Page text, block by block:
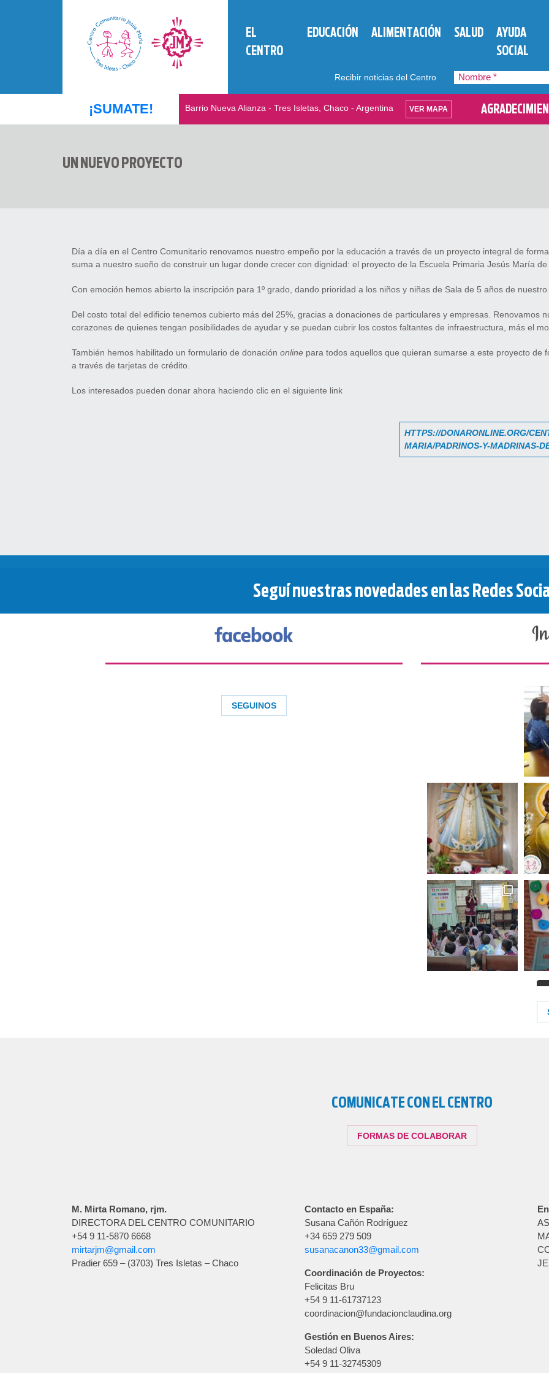
EL
CENTRO
EDUCACIÓN ALIMENTACIÓN SALUD
AYUDA
SOCIAL
Recibir noticias del Centro
Nombre
¡SUMATE! Barrio Nueva Alianza - Tres Isletas, Chaco - Argentina VER MAPA
UN NUEVO PROYECTO
Día a día en el Centro Comunitario renovamos nuestro empeño por la educación a través de un proyecto integral de
suma a nuestro sueño de construir un lugar donde crecer con dignidad: el proyecto de la Escuela Primaria Jesús María
Con emoción hemos abierto la inscripción para 1º grado, dando prioridad a los niños y niñas de Sala de 5 años de
Del costo total del edificio tenemos cubierto más del 25%, gracias a donaciones de particulares y empresas. Renovamos
corazones de quienes tengan posibilidades de ayudar y se puedan cubrir los costos faltantes de infraestructura, más el
También hemos habilitado un formulario de donación online para todos aquellos que quieran sumarse a este proyecto de
a través de tarjetas de crédito.
Los interesados pueden donar ahora haciendo clic en el siguiente link
HTTPS://DONARONLINE.ORG/
MARIA/PADRINOS-Y-MADRINAS-
Seguí nuestras novedades en las Redes
SEGUINOS
COMUNICATE CON EL CENTRO
FORMAS DE COLABORAR
M. Mirta Romano, rjm.
DIRECTORA DEL CENTRO COMUNITARIO
+54 9 11-5870 6668
mirtarjm@gmail.com
Pradier 659 – (3703) Tres Isletas – Chaco
Contacto en España:
Susana Cañón Rodríguez
+34 659 279 509
susanacanon33@gmail.com
Coordinación de Proyectos:
Felicitas Bru
+54 9 11-61737123
coordinacion@fundacionclaudina.org
Gestión en Buenos Aires:
Soledad Oliva
+54 9 11-32745309